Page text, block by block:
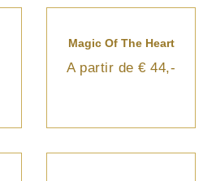
Magic Of The Heart
A partir de € 44,-